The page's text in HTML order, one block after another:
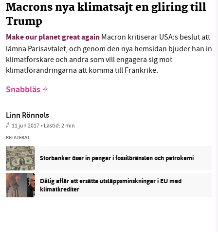
Macrons nya klimatsajt en gliring till
Trump
Make our planet great again Macron kritiserar USA:s beslut att
lämna Parisavtalet, och genom den nya hemsidan bjuder han in
klimatforskare och andra som vill engagera sig mot
klimatförändringarna att komma till Frankrike.
Snabbläs
Linn Rönnols
11 jun 2017• Lästid:2 min
RELATERAT
Storbanker öser in pengar i fossilbränslen och petrokemi
Dålig affär att ersätta utsläppsminskningar i EU med
klimatkrediter